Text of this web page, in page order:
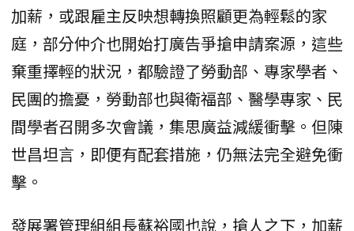
加薪，或跟雇主反映想轉換照顧更為輕鬆的家
庭，部分仲介也開始打廣告爭搶申請案源，這些
棄重擇輕的狀況，都驗證了勞動部、專家學者、
民團的擔憂，勞動部也與衛福部、醫學專家、民
間學者召開多次會議，集思廣益減緩衝擊。但陳
世昌坦言，即便有配套措施，仍無法完全避免衝
擊。
發展署管理組組長蘇裕國也說，搶人之下，加薪